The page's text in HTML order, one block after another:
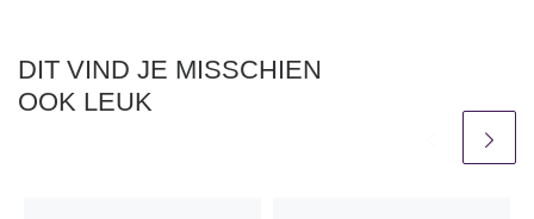
DIT VIND JE MISSCHIEN
OOK LEUK